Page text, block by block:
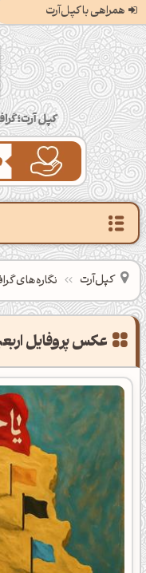
همراهی با کپل‌آرت
کپل‌آرت نگاره‌های
عکس پروفایل